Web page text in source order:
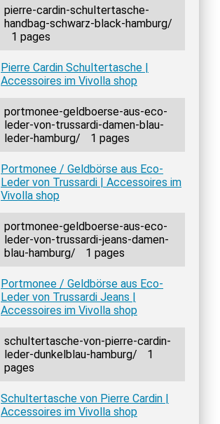
pierre-cardin-schultertasche-
handbag-schwarz-black-hamburg/
1 pages
Pierre Cardin Schultertasche |
Accessoires im Vivolla shop
portmonee-geldboerse-aus-eco-
leder-von-trussardi-damen-blau-
leder-hamburg/
1 pages
Portmonee / Geldbörse aus Eco-
Leder von Trussardi | Accessoires im
Vivolla shop
portmonee-geldboerse-aus-eco-
leder-von-trussardi-jeans-damen-
blau-hamburg/
1 pages
Portmonee / Geldbörse aus Eco-
Leder von Trussardi Jeans |
Accessoires im Vivolla shop
schultertasche-von-pierre-cardin-
leder-dunkelblau-hamburg/
1
pages
Schultertasche von Pierre Cardin |
Accessoires im Vivolla shop